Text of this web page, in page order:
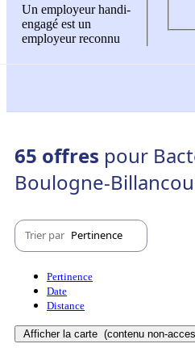
Un employeur handi-
engagé est un
employeur reconnu
65 offres pour
Boulogne-
Trier par Pertinence
Pertinence
Date
Distance
Afficher la carte (contenu non-